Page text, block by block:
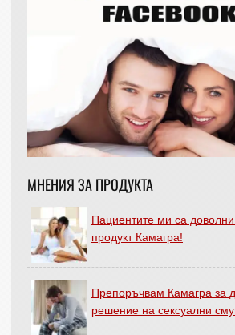
МНЕНИЯ ЗА ПРОДУКТА
Пациентите ми са
продукт Камагра!
Препоръчвам Камагра за
решение на сексуални